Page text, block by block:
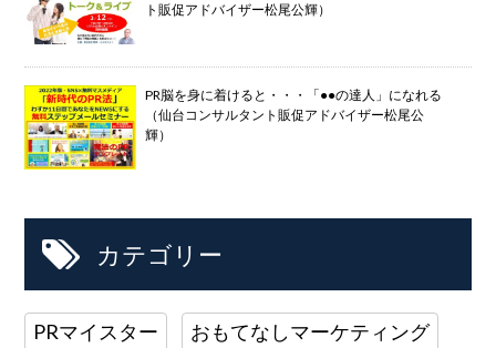
ト販促アドバイザー松尾公輝）
PR脳を身に着けると・・・「●●の達人」になれる
（仙台コンサルタント販促アドバイザー松尾公
輝）
カテゴリー
PRマイスター おもてなしマーケティング